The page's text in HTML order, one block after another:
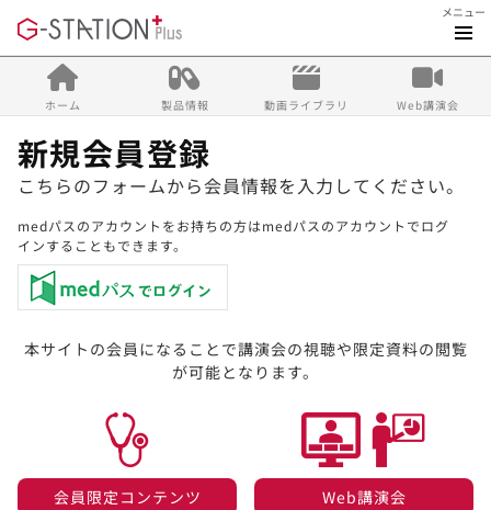
メニュー
ホーム 製品情報 動画ライブラリ Web講演会
新規会員登録
こちらのフォームから会員情報を入力してください。
medパスのアカウントをお持ちの方はmedパスのアカウントでログ
インすることもできます。
本サイトの会員になることで講演会の視聴や限定資料の閲覧
が可能となります。
会員限定コンテンツ​
Web講演会​